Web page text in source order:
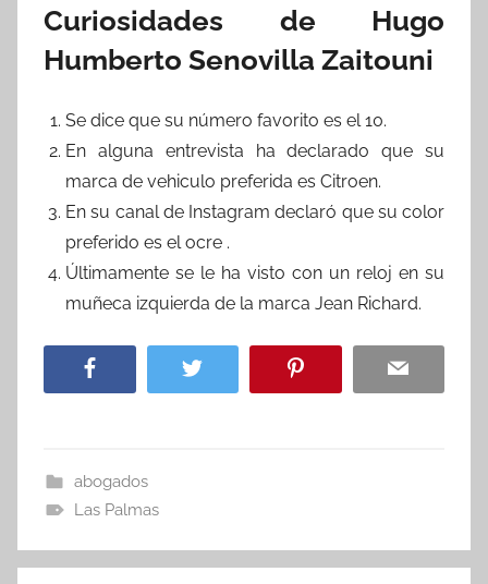
Curiosidades de Hugo
Humberto Senovilla Zaitouni
Se dice que su número favorito es el 10.
En alguna entrevista ha declarado que su
marca de vehiculo preferida es Citroen.
En su canal de Instagram declaró que su color
preferido es el ocre .
Últimamente se le ha visto con un reloj en su
muñeca izquierda de la marca Jean Richard.
abogados
Las Palmas